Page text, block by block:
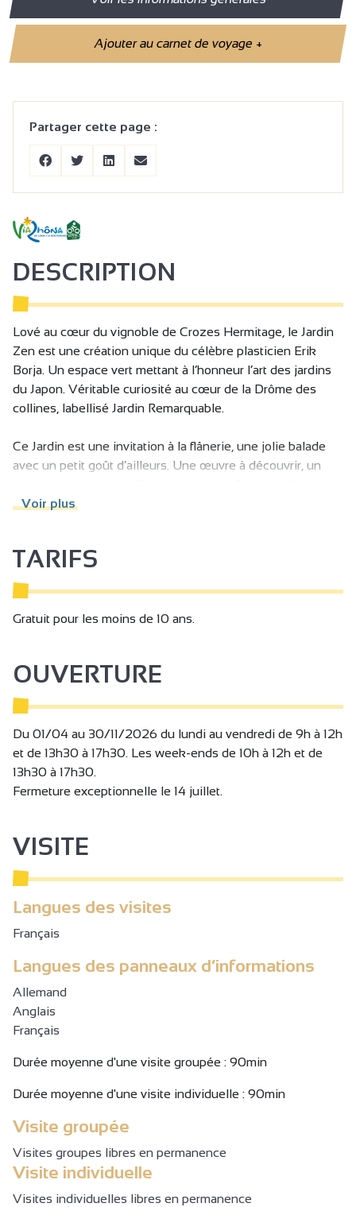
Ajouter au carnet de voyage+
Partager cette page :
DESCRIPTION
Lové au cœur du vignoble de Crozes Hermitage, le Jardin
Zen est une création unique du célèbre plasticien Erik
Borja. Un espace vert mettant à l’honneur l’art des jardins
du Japon. Véritable curiosité au cœur de la Drôme des
collines, labellisé Jardin Remarquable.
Ce Jardin est une invitation à la flânerie, une jolie balade
avec un petit goût d’ailleurs. Une œuvre à découvrir, un
thèmes aménagés avec soin : jardin d’accueil, de
A chaque saison, le Jardin Zen surprend par son
graphisme, ses floraisons, ses sénescences.
Plus de 3 hectares de jardin, avec de nombreux éléments
A l’automne le Jardin Zen se pare de ses plus belles
Automnales des érables du Japon qui illuminent le jardin.
Voir plus
TARIFS
Gratuit pour les moins de 10 ans.
OUVERTURE
Du 01/04 au 30/11/2026 du lundi au vendredi de 9h à 12h
et de 13h30 à 17h30. Les week-ends de 10h à 12h et de
13h30 à 17h30.
Fermeture exceptionnelle le 14 juillet.
VISITE
Langues des visites
Français
Langues des panneaux d’informations
Allemand
Anglais
Français
Durée moyenne d'une visite groupée : 90min
Durée moyenne d'une visite individuelle : 90min
Visite groupée
Visites groupes libres en permanence
Visite individuelle
Visites individuelles libres en permanence